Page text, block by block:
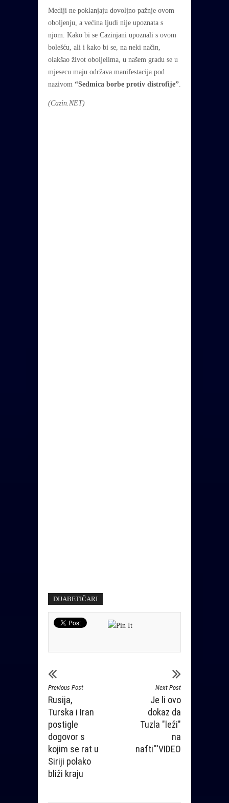
Mediji ne poklanjaju dovoljno pažnje ovom
oboljenju, a većina ljudi nije upoznata s
njom. Kako bi se Cazinjani upoznali s ovom
bolešću, ali i kako bi se, na neki način,
olakšao život oboljelima, u našem gradu se u
mjesecu maju održava manifestacija pod
nazivom “Sedmica borbe protiv distrofije”
(Cazin.NET)
DIJABETIČARI
Previous Post
Rusija,
Turska i Iran
postigle
dogovor s
kojim se rat u
Siriji polako
bliži kraju
Next Post
Je li ovo
dokaz da
Tuzla "leži"
na
nafti'''VIDEO